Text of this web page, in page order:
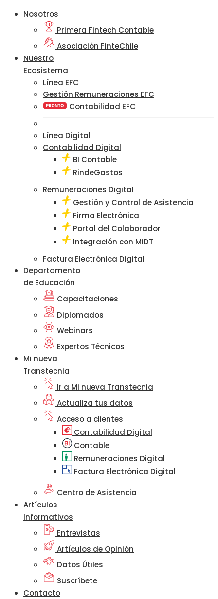
Nosotros
Primera Fintech Contable
Asociación FinteChile
Nuestro
Ecosistema
Línea EFC
Gestión Remuneraciones EFC
Contabilidad EFC
Línea Digital
Contabilidad Digital
BI Contable
RindeGastos
Remuneraciones Digital
Gestión y Control de Asistencia
Firma Electrónica
Portal del Colaborador
Integración con MiDT
Factura Electrónica Digital
Departamento
de Educación
Capacitaciones
Diplomados
Webinars
Expertos Técnicos
Mi nueva
Transtecnia
Ir a Mi nueva Transtecnia
Actualiza tus datos
Acceso a clientes
Contabilidad Digital
Contable
Remuneraciones Digital
Factura Electrónica Digital
Centro de Asistencia
Artículos
Informativos
Entrevistas
Artículos de Opinión
Datos Útiles
Suscríbete
Contacto